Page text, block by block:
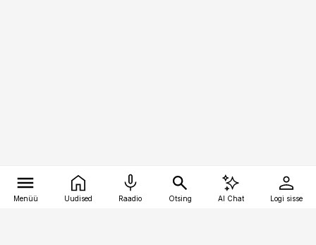
Menüü Uudised Raadio Otsing AI Chat Logi sisse